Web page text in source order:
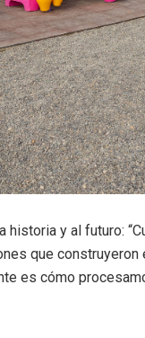
historia y al futuro:
que
es cómo